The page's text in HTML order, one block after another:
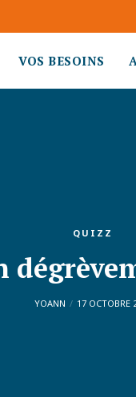
VOS BESOINS
QUIZZ
YOANN 17 OCTOBRE